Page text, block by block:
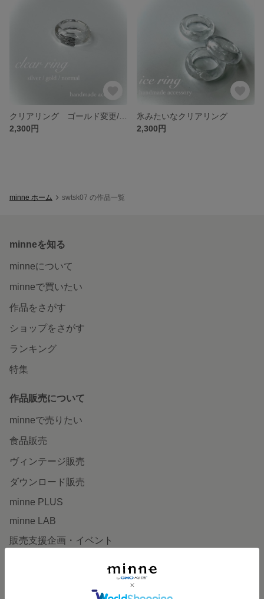
2,300円
氷みたいなクリアリング
2,300円
minne ホーム swtsk07 の作品一覧
minneを知る
minneについて
minneで買いたい
作品をさがす
ショップをさがす
ランキング
特集
作品販売について
minneで売りたい
食品販売
ヴィンテージ販売
ダウンロード販売
minne PLUS
minne LAB
販売支援企画・イベント
minneとものづくりと